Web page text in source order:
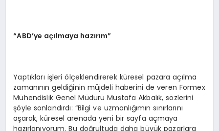
“ABD’ye açılmaya hazırım”
Yaptıkları işleri ölçeklendirerek küresel pazara açılma
zamanının geldiğinin müjdeli haberini de veren Formex
Mühendislik Genel Müdürü Mustafa Akbalık, sözlerini
şöyle sonlandırdı: “Bilgi ve uzmanlığımın sınırlarını
aşarak, küresel arenada yeni bir sayfa açmaya
hazırlanıyorum. Bu doğrultuda daha büyük pazarlara